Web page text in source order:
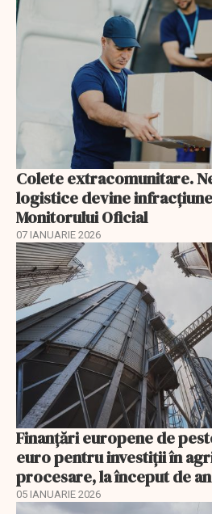
Colete extracomunitare.
logistice devine
Monitorului Oficial
07 IANUARIE 2026
Finanţări europene de
euro pentru investiţii în
procesare, la început de an
05 IANUARIE 2026